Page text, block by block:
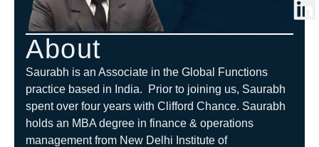
About
Saurabh is an Associate in the Global Functions
practice based in India. Prior to joining us, Saurabh
spent over four years with Clifford Chance. Saurabh
holds an MBA degree in finance & operations
management from New Delhi Institute of